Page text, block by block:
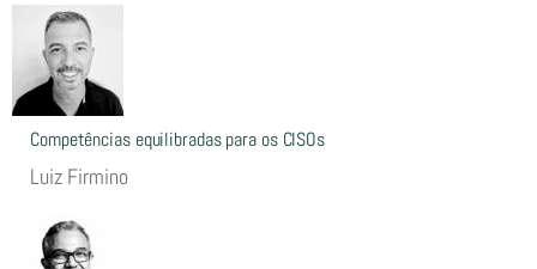
Competências equilibradas para os CISOs
Luiz Firmino